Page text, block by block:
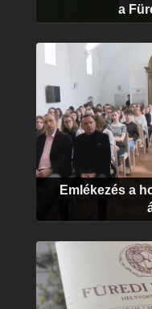
a
Emlékezés a